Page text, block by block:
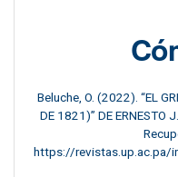
Beluche, O. (2022). “EL
DE 1821)” DE ERNESTO
https://revistas.up.ac.pa/